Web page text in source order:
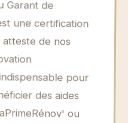
Garant de
certification
de nos
pour
des aides
ou